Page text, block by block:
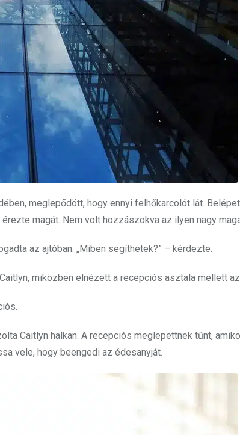
meglepődött, hogy ennyi felhőkarcolót lát.
magát. Nem volt hozzászokva az ilyen nagy
az ajtóban. „Miben segíthetek?” – kérdezte.
miközben elnézett a recepciós asztala mellett
Caitlyn halkan. A recepciós meglepettnek tűnt,
vele, hogy beengedi az édesanyját.